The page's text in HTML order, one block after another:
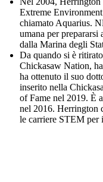
Extreme
chiamato Aquarius.
umana per
dalla Marina degli
Da quando si è
Chickasaw Nation,
ha ottenuto il suo
inserito nella
of Fame nel 2019. È
nel 2016. Herrington
le carriere STEM per